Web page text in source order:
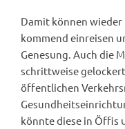
Damit können wieder
kommend einreisen
Genesung. Auch die
schrittweise
öffentlichen
könnte diese in Öffis